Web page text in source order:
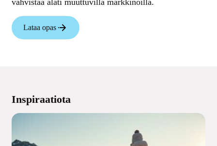
Lataa opas
Inspiraatiota